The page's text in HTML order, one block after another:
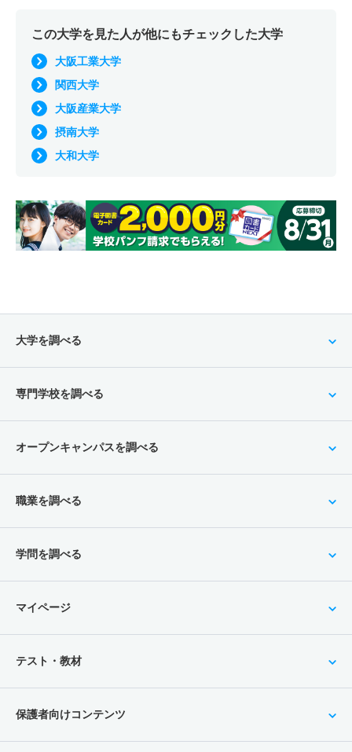
この大学を見た人が他にもチェックした大学
大阪工業大学
関西大学
大阪産業大学
摂南大学
大和大学
大学を調べる
専門学校を調べる
オープンキャンパスを調べる
職業を調べる
学問を調べる
マイページ
テスト・教材
保護者向けコンテンツ